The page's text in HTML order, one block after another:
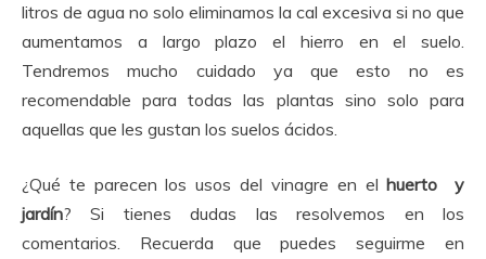
litros de agua no solo eliminamos la cal excesiva si no que
aumentamos a largo plazo el hierro en el suelo.
Tendremos mucho cuidado ya que esto no es
recomendable para todas las plantas sino solo para
aquellas que les gustan los suelos ácidos.
¿Qué te parecen los usos del vinagre en elhuerto y
jardín? Si tienes dudas las resolvemos en los
comentarios. Recuerda que puedes seguirme en